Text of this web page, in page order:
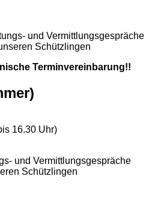
und Vermittlungsgespräche
Schützlingen
Terminvereinbarung!!
16.30 Uhr)
und Vermittlungsgespräche
Schützlingen